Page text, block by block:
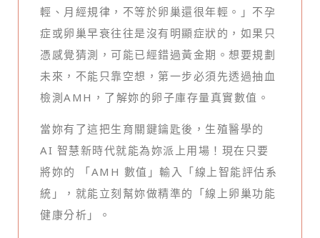
輕、月經規律，不等於卵巢還很年輕。」不孕
症或卵巢早衰往往是沒有明顯症狀的，如果只
憑感覺猜測，可能已經錯過黃金期。想要規劃
未來，不能只靠空想，第一步必須先透過抽血
檢測AMH，了解妳的卵子庫存量真實數值。
當妳有了這把生育關鍵鑰匙後，生殖醫學的
AI 智慧新時代就能為妳派上用場！現在只要
將妳的 「AMH 數值」輸入「線上智能評估系
統」，就能立刻幫妳做精準的「線上卵巢功能
健康分析」。